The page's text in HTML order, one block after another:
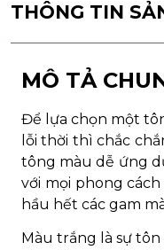
THÔNG TIN
MÔ TẢ
Để lựa chọn một
lỗi thời thì chắc
tông màu dễ ứng
với mọi phong
hầu hết các gam
Màu trắng là sự tôn